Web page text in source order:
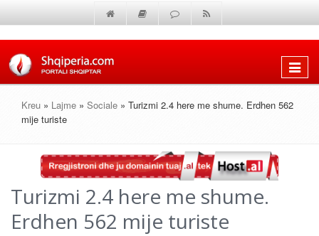
Shfaq
Kreu » Lajme » Sociale » Turizmi 2.4 here me shume. Erdhen 562
mije turiste
Turizmi 2.4 here me shume.
Erdhen 562 mije turiste